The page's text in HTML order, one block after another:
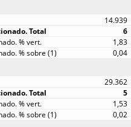
14.939
6
1,83
0,04
29.362
5
1,53
0,02